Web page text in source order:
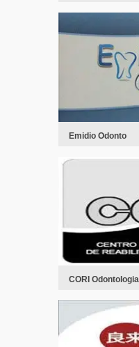
Emidio Odonto
CORI Odontologia